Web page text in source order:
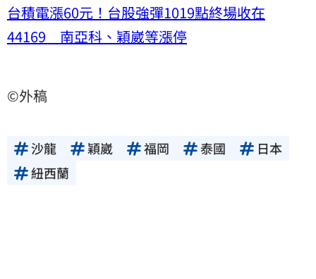
台積電漲60元！台股強彈1019點終場收在
44169 南亞科、穎崴等漲停
©外稿
沙龍 穎崴 福岡 泰國
日本
紐西蘭